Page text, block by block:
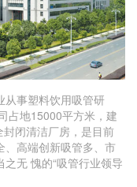
从事塑料饮用吸管研
占地15000平方米，建
封闭清洁厂房，是目前
高端创新吸管多、市
无 愧的“吸管行业领导